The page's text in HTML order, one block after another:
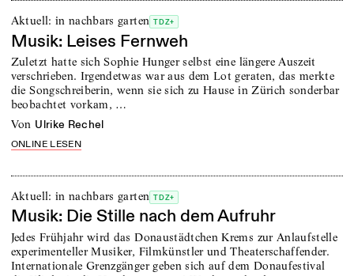
Aktuell: in nachbars garten TDZ+
Musik: Leises Fernweh
Zuletzt hatte sich Sophie Hunger selbst eine längere Auszeit
verschrieben. Irgendetwas war aus dem Lot geraten, das merkte
die Songschreiberin, wenn sie sich zu Hause in Zürich sonderbar
beobachtet vorkam, …
von Ulrike Rechel
ONLINE LESEN
Aktuell: in nachbars garten TDZ+
Musik: Die Stille nach dem Aufruhr
Jedes Frühjahr wird das Donaustädtchen Krems zur Anlaufstelle
experimenteller Musiker, Filmkünstler und Theaterschaffender.
Internationale Grenzgänger geben sich auf dem Donaufestival